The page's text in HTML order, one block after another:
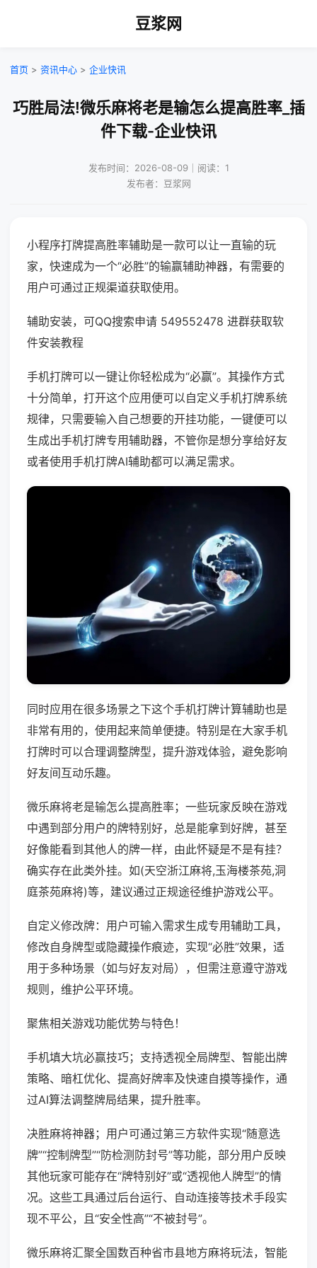
豆浆网
首页 > 资讯中心 > 企业快讯
巧胜局法!微乐麻将老是输怎么提高胜率_插
件下载-企业快讯
发布时间：2026-08-09｜阅读：1
发布者：豆浆网
小程序打牌提高胜率辅助是一款可以让一直输的玩
家，快速成为一个“必胜”的输赢辅助神器，有需要的
用户可通过正规渠道获取使用。
辅助安装，可QQ搜索申请 549552478 进群获取软
件安装教程
手机打牌可以一键让你轻松成为“必赢”。其操作方式
十分简单，打开这个应用便可以自定义手机打牌系统
规律，只需要输入自己想要的开挂功能，一键便可以
生成出手机打牌专用辅助器，不管你是想分享给好友
或者使用手机打牌AI辅助都可以满足需求。
同时应用在很多场景之下这个手机打牌计算辅助也是
非常有用的，使用起来简单便捷。特别是在大家手机
打牌时可以合理调整牌型，提升游戏体验，避免影响
好友间互动乐趣。
微乐麻将老是输怎么提高胜率；一些玩家反映在游戏
中遇到部分用户的牌特别好，总是能拿到好牌，甚至
好像能看到其他人的牌一样，由此怀疑是不是有挂？
确实存在此类外挂。如(天空浙江麻将,玉海楼茶苑,洞
庭茶苑麻将)等，建议通过正规途径维护游戏公平。
自定义修改牌：用户可输入需求生成专用辅助工具，
修改自身牌型或隐藏操作痕迹，实现“必胜”效果，适
用于多种场景（如与好友对局），但需注意遵守游戏
规则，维护公平环境。
聚焦相关游戏功能优势与特色！
手机填大坑必赢技巧；支持透视全局牌型、智能出牌
策略、暗杠优化、提高好牌率及快速自摸等操作，通
过AI算法调整牌局结果，提升胜率。
决胜麻将神器；用户可通过第三方软件实现“随意选
牌”“控制牌型”“防检测防封号”等功能，部分用户反映
其他玩家可能存在“牌特别好”或“透视他人牌型”的情
况。这些工具通过后台运行、自动连接等技术手段实
现不平公，且“安全性高”“不被封号”。
微乐麻将汇聚全国数百种省市县地方麻将玩法，智能